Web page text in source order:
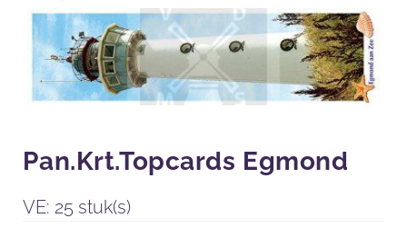
Voor wie wij werken
Submenu
uitvouwen
Contact
Shop
Pan.Krt.Topcards Egmond
VE: 25 stuk(s)